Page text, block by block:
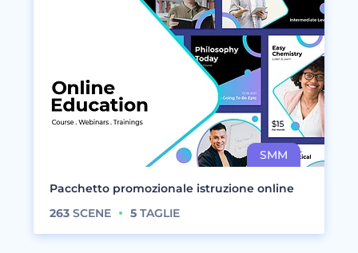
Pacchetto promozionale istruzione online
263 SCENE 5 TAGLIE